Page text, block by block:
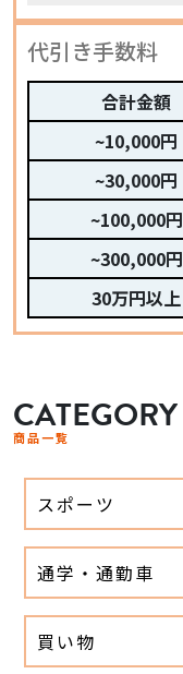
代引き手数料
合計金額
~10,000円
~30,000円
~100,000円
~300,000円
30万円以上
CATEGORY
商品一覧
スポーツ
通学・通勤車
買い物